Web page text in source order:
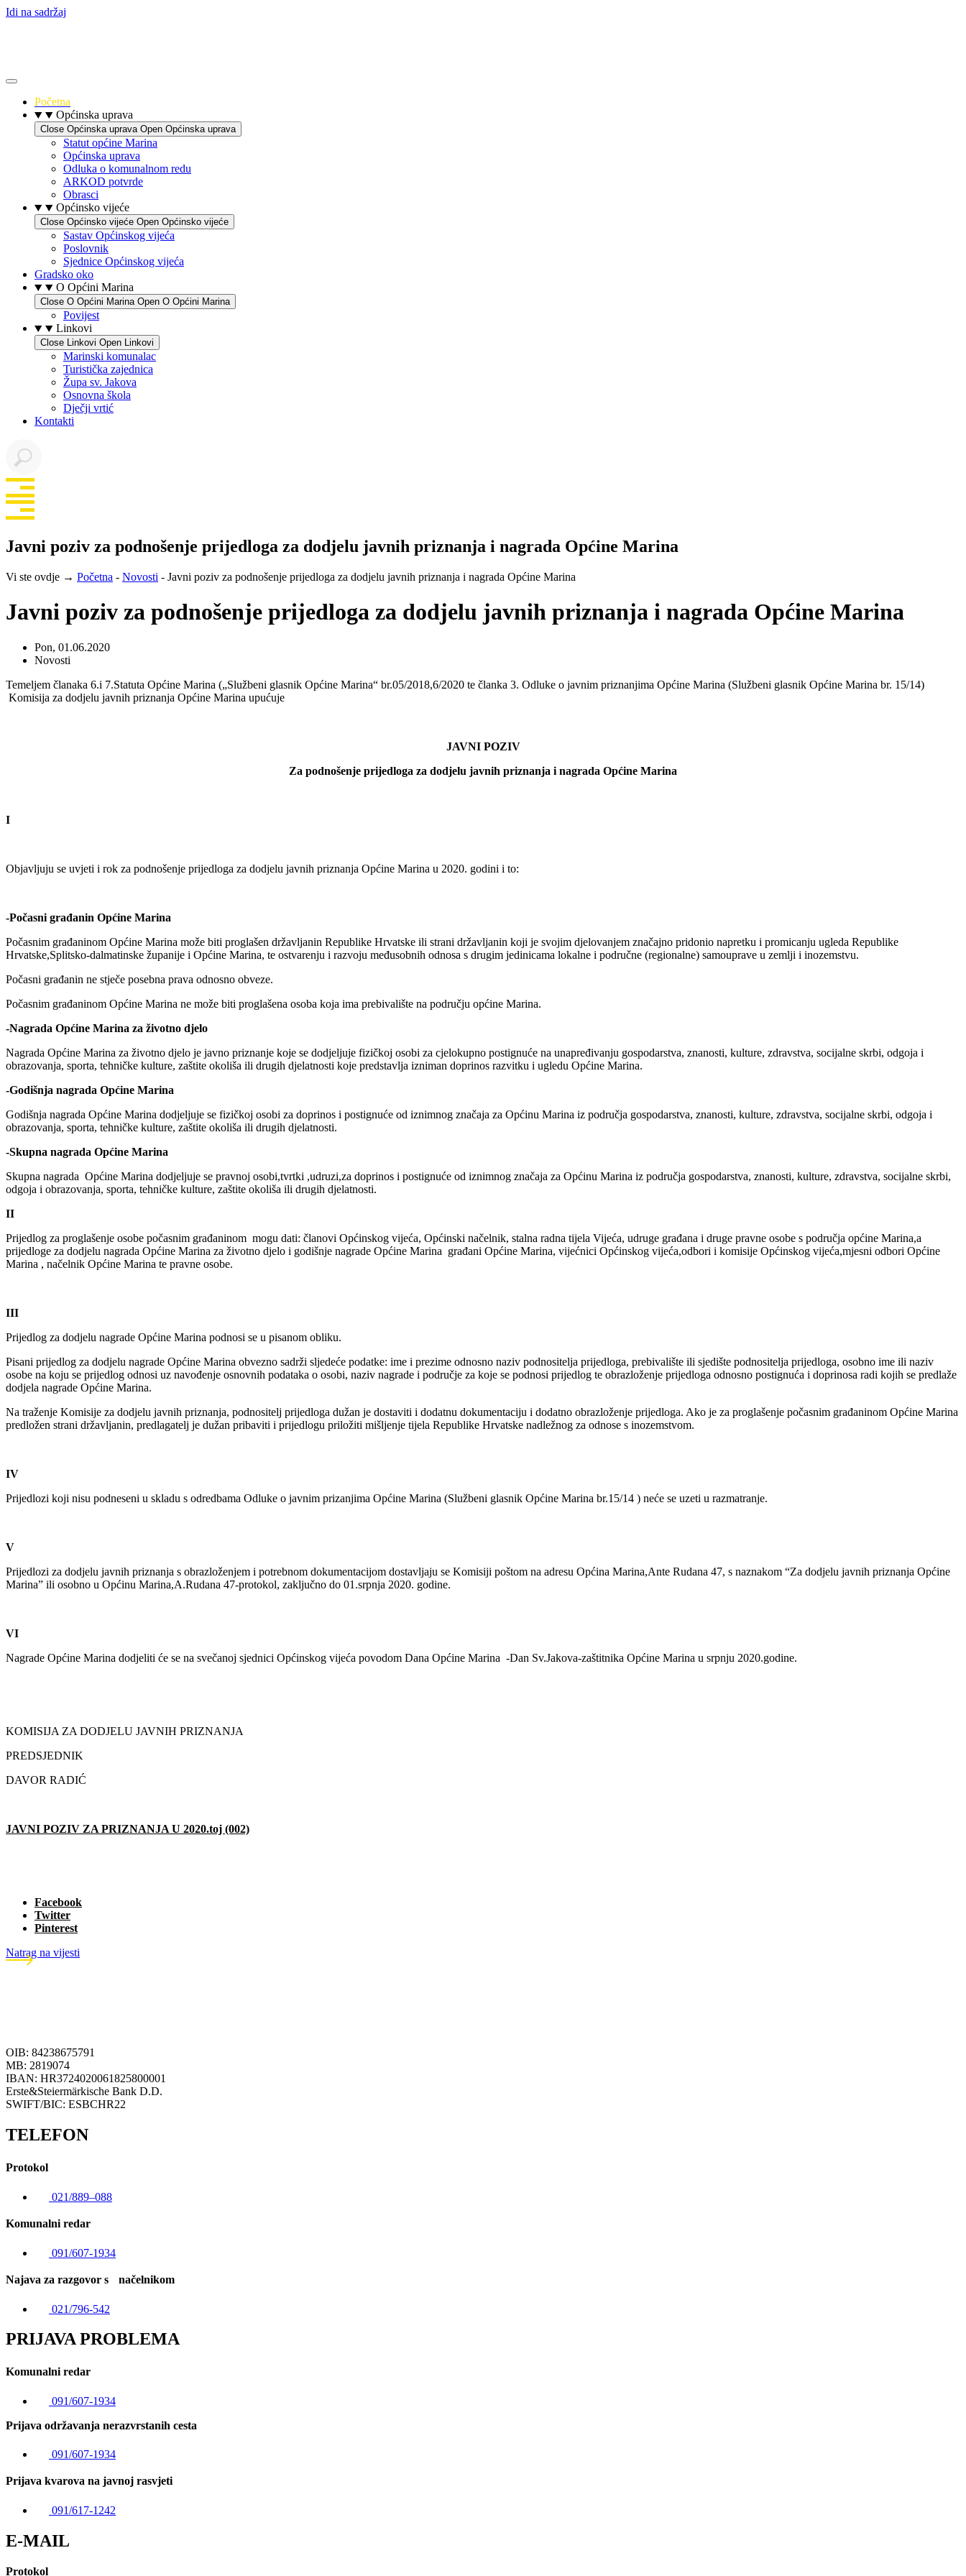
Idi na sadržaj
Početna
Općinska uprava
Close Općinska uprava Open Općinska uprava
Statut općine Marina
Općinska uprava
Odluka o komunalnom redu
ARKOD potvrde
Obrasci
Općinsko vijeće
Close Općinsko vijeće Open Općinsko vijeće
Sastav Općinskog vijeća
Poslovnik
Sjednice Općinskog vijeća
Gradsko oko
O Općini Marina
Close O Općini Marina Open O Općini Marina
Povijest
Linkovi
Close Linkovi Open Linkovi
Marinski komunalac
Turistička zajednica
Župa sv. Jakova
Osnovna škola
Dječji vrtić
Kontakti
Javni poziv za podnošenje prijedloga za dodjelu javnih priznanja i nagrada Općine Marina
Vi ste ovdje → Početna - Novosti - Javni poziv za podnošenje prijedloga za dodjelu javnih priznanja i nagrada Općine Marina
Javni poziv za podnošenje prijedloga za dodjelu javnih priznanja i nagrada Općine Marina
Pon, 01.06.2020
Novosti
Temeljem članaka 6.i 7.Statuta Općine Marina („Službeni glasnik Općine Marina“ br.05/2018,6/2020 te članka 3. Odluke o javnim priznanjima Općine Marina (Službeni glasnik Općine Marina br. 15/14)
Komisija za dodjelu javnih priznanja Općine Marina upućuje
JAVNI POZIV
Za podnošenje prijedloga za dodjelu javnih priznanja i nagrada Općine Marina
I
Objavljuju se uvjeti i rok za podnošenje prijedloga za dodjelu javnih priznanja Općine Marina u 2020. godini i to:
-Počasni građanin Općine Marina
Počasnim građaninom Općine Marina može biti proglašen državljanin Republike Hrvatske ili strani državljanin koji je svojim djelovanjem značajno pridonio napretku i promicanju ugleda Republike
Hrvatske,Splitsko-dalmatinske županije i Općine Marina, te ostvarenju i razvoju međusobnih odnosa s drugim jedinicama lokalne i područne (regionalne) samouprave u zemlji i inozemstvu.
Počasni građanin ne stječe posebna prava odnosno obveze.
Počasnim građaninom Općine Marina ne može biti proglašena osoba koja ima prebivalište na području općine Marina.
-Nagrada Općine Marina za životno djelo
Nagrada Općine Marina za životno djelo je javno priznanje koje se dodjeljuje fizičkoj osobi za cjelokupno postignuće na unapređivanju gospodarstva, znanosti, kulture, zdravstva, socijalne skrbi, odgoja i
obrazovanja, sporta, tehničke kulture, zaštite okoliša ili drugih djelatnosti koje predstavlja izniman doprinos razvitku i ugledu Općine Marina.
-Godišnja nagrada Općine Marina
Godišnja nagrada Općine Marina dodjeljuje se fizičkoj osobi za doprinos i postignuće od iznimnog značaja za Općinu Marina iz područja gospodarstva, znanosti, kulture, zdravstva, socijalne skrbi, odgoja i
obrazovanja, sporta, tehničke kulture, zaštite okoliša ili drugih djelatnosti.
-Skupna nagrada Općine Marina
Skupna nagrada Općine Marina dodjeljuje se pravnoj osobi,tvrtki ,udruzi,za doprinos i postignuće od iznimnog značaja za Općinu Marina iz područja gospodarstva, znanosti, kulture, zdravstva, socijalne skrbi,
odgoja i obrazovanja, sporta, tehničke kulture, zaštite okoliša ili drugih djelatnosti.
II
Prijedlog za proglašenje osobe počasnim građaninom mogu dati: članovi Općinskog vijeća, Općinski načelnik, stalna radna tijela Vijeća, udruge građana i druge pravne osobe s područja općine Marina,a
prijedloge za dodjelu nagrada Općine Marina za životno djelo i godišnje nagrade Općine Marina građani Općine Marina, vijećnici Općinskog vijeća,odbori i komisije Općinskog vijeća,mjesni odbori Općine
Marina , načelnik Općine Marina te pravne osobe.
III
Prijedlog za dodjelu nagrade Općine Marina podnosi se u pisanom obliku.
Pisani prijedlog za dodjelu nagrade Općine Marina obvezno sadrži sljedeće podatke: ime i prezime odnosno naziv podnositelja prijedloga, prebivalište ili sjedište podnositelja prijedloga, osobno ime ili naziv
osobe na koju se prijedlog odnosi uz navođenje osnovnih podataka o osobi, naziv nagrade i područje za koje se podnosi prijedlog te obrazloženje prijedloga odnosno postignuća i doprinosa radi kojih se predlaže
dodjela nagrade Općine Marina.
Na traženje Komisije za dodjelu javnih priznanja, podnositelj prijedloga dužan je dostaviti i dodatnu dokumentaciju i dodatno obrazloženje prijedloga. Ako je za proglašenje počasnim građaninom Općine Marina
predložen strani državljanin, predlagatelj je dužan pribaviti i prijedlogu priložiti mišljenje tijela Republike Hrvatske nadležnog za odnose s inozemstvom.
IV
Prijedlozi koji nisu podneseni u skladu s odredbama Odluke o javnim prizanjima Općine Marina (Službeni glasnik Općine Marina br.15/14 ) neće se uzeti u razmatranje.
V
Prijedlozi za dodjelu javnih priznanja s obrazloženjem i potrebnom dokumentacijom dostavljaju se Komisiji poštom na adresu Općina Marina,Ante Rudana 47, s naznakom “Za dodjelu javnih priznanja Općine
Marina” ili osobno u Općinu Marina,A.Rudana 47-protokol, zaključno do 01.srpnja 2020. godine.
VI
Nagrade Općine Marina dodjeliti će se na svečanoj sjednici Općinskog vijeća povodom Dana Općine Marina -Dan Sv.Jakova-zaštitnika Općine Marina u srpnju 2020.godine.
KOMISIJA ZA DODJELU JAVNIH PRIZNANJA
PREDSJEDNIK
DAVOR RADIĆ
JAVNI POZIV ZA PRIZNANJA U 2020.toj (002)
Facebook
Twitter
Pinterest
Natrag na vijesti
OIB: 84238675791
MB: 2819074
IBAN: HR3724020061825800001
Erste&Steiermärkische Bank D.D.
SWIFT/BIC: ESBCHR22
TELEFON
Protokol
021/889–088
Komunalni redar
091/607-1934
Najava za razgovor s načelnikom
021/796-542
PRIJAVA PROBLEMA
Komunalni redar
091/607-1934
Prijava održavanja nerazvrstanih cesta
091/607-1934
Prijava kvarova na javnoj rasvjeti
091/617-1242
E-MAIL
Protokol